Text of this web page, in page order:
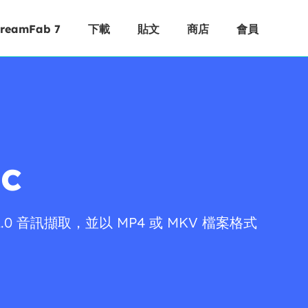
7 下載 貼文 商店 會員
音訊擷取，並以 MP4 或 MKV 檔案格式